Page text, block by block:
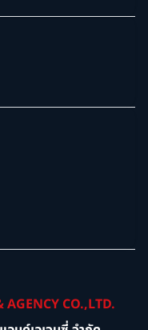
AGENCY CO.,LTD.